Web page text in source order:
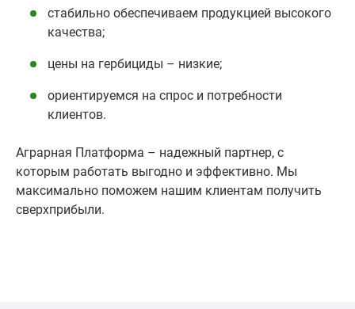
стабильно обеспечиваем продукцией высокого
качества;
цены на гербициды – низкие;
ориентируемся на спрос и потребности
клиентов.
Аграрная Платформа – надежный партнер, с
которым работать выгодно и эффективно. Мы
максимально поможем нашим клиентам получить
сверхприбыли.